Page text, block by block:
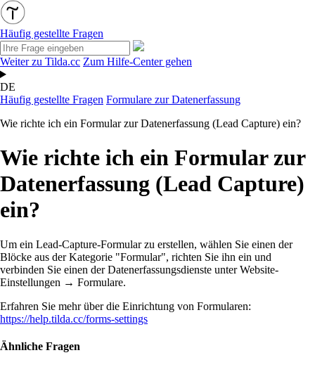
Häufig gestellte Fragen
Weiter zu Tilda.cc Zum Hilfe-Center gehen
DE
Häufig gestellte Fragen Formulare zur Datenerfassung
Wie richte ich ein Formular zur Datenerfassung (Lead Capture) ein?
Wie richte ich ein Formular zur
Datenerfassung (Lead Capture)
ein?
Um ein Lead-Capture-Formular zu erstellen, wählen Sie einen der
Blöcke aus der Kategorie "Formular", richten Sie ihn ein und
verbinden Sie einen der Datenerfassungsdienste unter Website-
Einstellungen → Formulare.
Erfahren Sie mehr über die Einrichtung von Formularen:
https://help.tilda.cc/forms-settings
Ähnliche Fragen